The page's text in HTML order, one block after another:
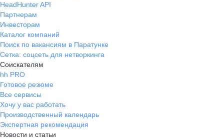
HeadHunter API
Партнерам
Инвесторам
Каталог компаний
Поиск по вакансиям в Паратунке
Сетка: соцсеть для нетворкинга
Соискателям
hh PRO
Готовое резюме
Все сервисы
Хочу у вас работать
Производственный календарь
Экспертная рекомендация
Новости и статьи